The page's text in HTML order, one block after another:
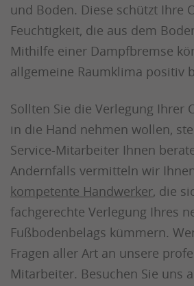
und Boden. Diese schützt Ihre
Feuchtigkeit, die aus dem
Mithilfe einer Dampfbremse
allgemeine Raumklima positiv
Sollten Sie die Verlegung Ihrer
in die Hand nehmen wollen,
Service-Mitarbeiter Ihnen
Andernfalls vermitteln wir
kompetente Handwerker, die
fachgerechte Verlegung Ihres
Fußbodenbelags kümmern.
Fragen aller Art an unsere
Mitarbeiter. Besuchen Sie uns